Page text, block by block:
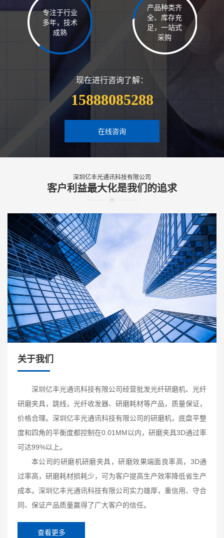
专注于行业
多年，技术
成熟
产品种类齐
全、库存充
足，一站式
采购
现在进行咨询了解：
15888085288
在线咨询
深圳亿丰光通讯科技有限公司
客户利益最大化是我们的追求
关于我们
深圳亿丰光通讯科技有限公司经营批发光纤研磨机、光纤
研磨夹具，跳线，光纤收发器、研磨耗材等产品，质量保证，
价格合理。深圳亿丰光通讯科技有限公司的研磨机，底盘平整
度和四角的平衡度都控制在0.01MM以内，研磨夹具3D通过率
可达99%以上。
本公司的研磨机研磨夹具，研磨效果端面良率高，3D通
过率高，研磨耗材损耗少，可为客户提高生产效率降低省生产
成本。深圳亿丰光通讯科技有限公司实力雄厚，重信用、守合
同、保证产品质量赢得了广大客户的信任。
查看更多